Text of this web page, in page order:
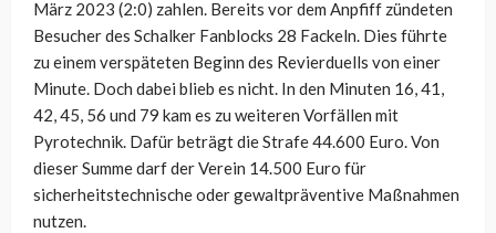
März 2023 (2:0) zahlen. Bereits vor dem Anpfiff zündeten
Besucher des Schalker Fanblocks 28 Fackeln. Dies führte
zu einem verspäteten Beginn des Revierduells von einer
Minute. Doch dabei blieb es nicht. In den Minuten 16, 41,
42, 45, 56 und 79 kam es zu weiteren Vorfällen mit
Pyrotechnik. Dafür beträgt die Strafe 44.600 Euro. Von
dieser Summe darf der Verein 14.500 Euro für
sicherheitstechnische oder gewaltpräventive Maßnahmen
nutzen.